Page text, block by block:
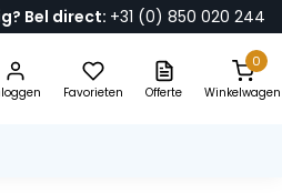
Bel direct: +31 (0) 850 020 244
Favorieten Offerte
0
Winkelwagen